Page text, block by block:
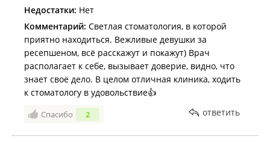
Недостатки: Нет
Комментарий: Светлая стоматология, в которой
приятно находиться. Вежливые девушки за
ресепшеном, всё расскажут и покажут) Врач
располагает к себе, вызывает доверие, видно, что
знает своё дело. В целом отличная клиника, ходить
к стоматологу в удовольствие👍
Спасибо 2 ответить